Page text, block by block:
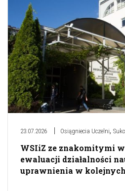
23.07.2026 Osiągniecia Uczelni,
WSIiZ ze znakomitymi
ewaluacji działalności
uprawnienia w